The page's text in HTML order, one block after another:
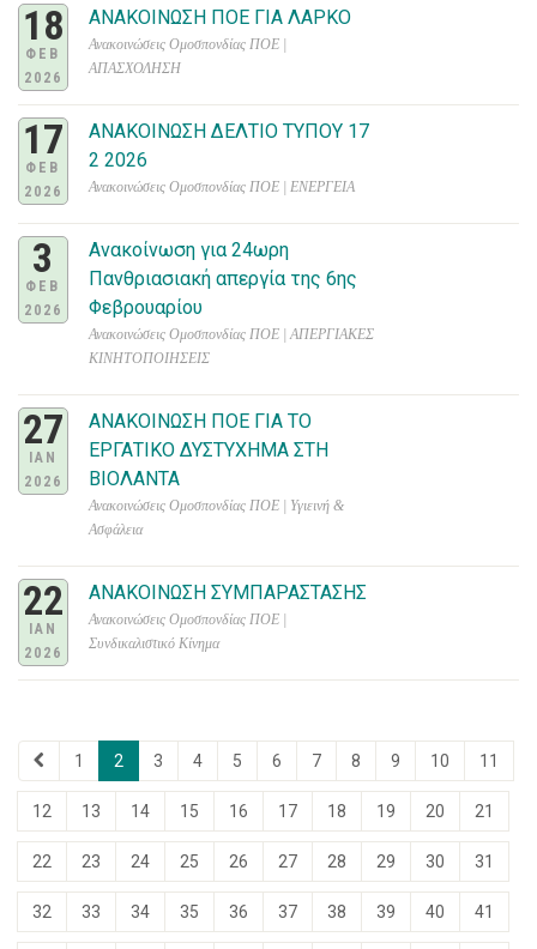
18
ΦΕΒ
2026
ΑΝΑΚΟΙΝΩΣΗ ΠΟΕ ΓΙΑ ΛΑΡΚΟ
Ανακοινώσεις Ομοσπονδίας ΠΟΕ |
ΑΠΑΣΧΟΛΗΣΗ
17
ΦΕΒ
2026
ΑΝΑΚΟΙΝΩΣΗ ΔΕΛΤΙΟ ΤΥΠΟΥ 17
2 2026
Ανακοινώσεις Ομοσπονδίας ΠΟΕ | ΕΝΕΡΓΕΙΑ
3
ΦΕΒ
2026
Ανακοίνωση για 24ωρη
Πανθριασιακή απεργία της 6ης
Φεβρουαρίου
Ανακοινώσεις Ομοσπονδίας ΠΟΕ | ΑΠΕΡΓΙΑΚΕΣ
ΚΙΝΗΤΟΠΟΙΗΣΕΙΣ
27
IAN
2026
ΑΝΑΚΟΙΝΩΣΗ ΠΟΕ ΓΙΑ ΤΟ
ΕΡΓΑΤΙΚΟ ΔΥΣΤΥΧΗΜΑ ΣΤΗ
ΒΙΟΛΑΝΤΑ
Ανακοινώσεις Ομοσπονδίας ΠΟΕ | Υγιεινή &
Ασφάλεια
22
IAN
2026
ΑΝΑΚΟΙΝΩΣΗ ΣΥΜΠΑΡΑΣΤΑΣΗΣ
Ανακοινώσεις Ομοσπονδίας ΠΟΕ |
Συνδικαλιστικό Κίνημα
1 2 3 4 5 6 7 8 9 10 11
12 13 14 15 16 17 18 19 20 21
22 23 24 25 26 27 28 29 30 31
32 33 34 35 36 37 38 39 40 41